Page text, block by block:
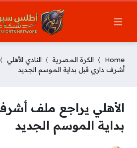
Home الكرة المصرية النادي الأهلي
أشرف داري قبل بداية الموسم الجديد
الأهلي يراجع ملف
بداية الموسم الجديد